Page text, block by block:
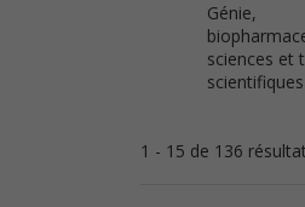
Génie,
sciences et
scientifiques
1 - 15 de 136